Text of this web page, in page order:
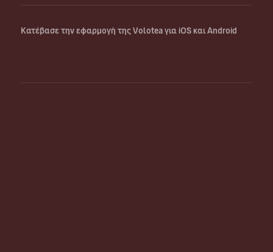
Κατέβασε την εφαρμογή της Volotea για iOS και Android